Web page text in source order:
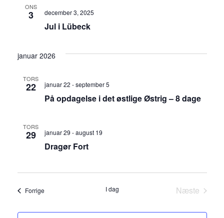
ONS
3
Jul i Lübeck
december 3, 2025
januar 2026
TORS
22
På opdagelse i det østlige Østrig – 8 dage
januar 22 -september 5
TORS
29
Dragør Fort
januar 29 -august 19
ForrigeBegivenheder I dag
Næste